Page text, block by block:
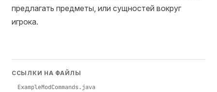
предлагать предметы, или сущностей вокруг
игрока.
ССЫЛКИ НА ФАЙЛЫ
ExampleModCommands.java